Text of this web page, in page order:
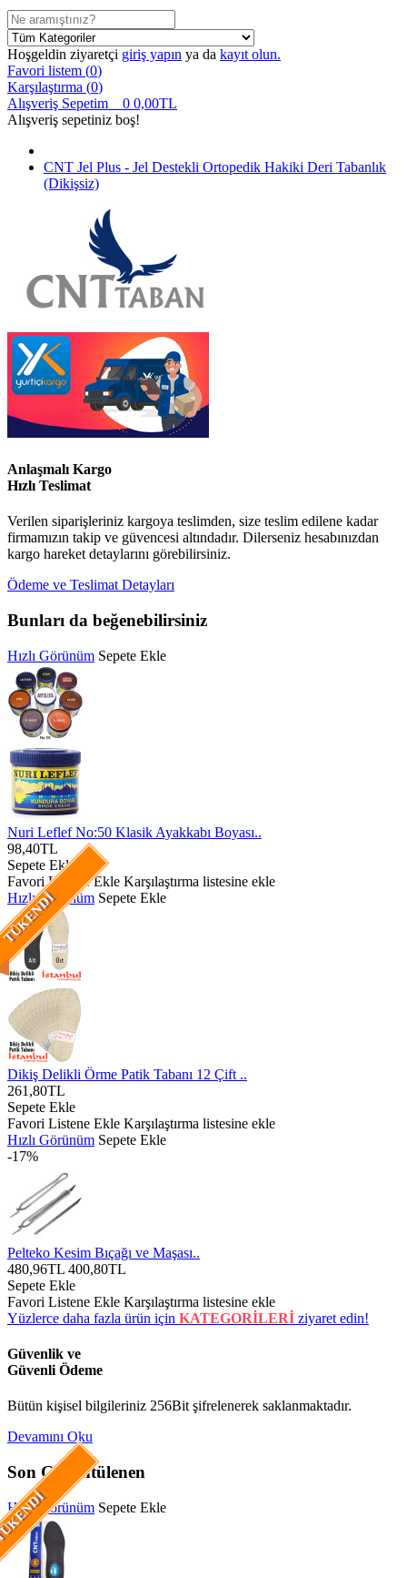
Hoşgeldin ziyaretçi giriş yapın ya da kayıt olun.
Favori listem (0)
Karşılaştırma (0)
Alışveriş Sepetim
0 0,00TL
Alışveriş sepetiniz boş!
CNT Jel Plus - Jel Destekli Ortopedik Hakiki Deri Tabanlık
(Dikişsiz)
Anlaşmalı Kargo
Hızlı Teslimat
Verilen siparişleriniz kargoya teslimden, size teslim edilene kadar
firmamızın takip ve güvencesi altındadır. Dilerseniz hesabınızdan
kargo hareket detaylarını görebilirsiniz.
Ödeme ve Teslimat Detayları
Bunları da beğenebilirsiniz
Hızlı Görünüm Sepete Ekle
Nuri Leflef No:50 Klasik Ayakkabı Boyası..
98,40TL
Sepete Ekle
Favori Listene Ekle Karşılaştırma listesine ekle
TÜKENDI
Hızlı Görünüm Sepete Ekle
Dikiş Delikli Örme Patik Tabanı 12 Çift ..
261,80TL
Sepete Ekle
Favori Listene Ekle Karşılaştırma listesine ekle
Hızlı Görünüm Sepete Ekle
-17%
Pelteko Kesim Bıçağı ve Maşası..
480,96TL 400,80TL
Sepete Ekle
Favori Listene Ekle Karşılaştırma listesine ekle
Yüzlerce daha fazla ürün için KATEGORİLERİ ziyaret edin!
Güvenlik ve
Güvenli Ödeme
Bütün kişisel bilgileriniz 256Bit şifrelenerek saklanmaktadır.
Devamını Oku
Son Görüntülenen
Hızlı Görünüm Sepete Ekle